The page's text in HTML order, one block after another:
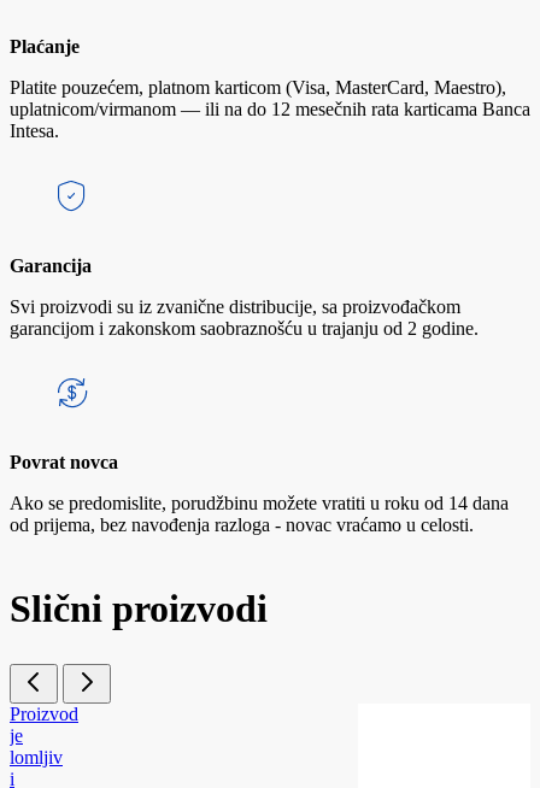
Plaćanje
Platite pouzećem, platnom karticom (Visa, MasterCard, Maestro),
uplatnicom/virmanom — ili na do 12 mesečnih rata karticama Banca
Intesa.
Garancija
Svi proizvodi su iz zvanične distribucije, sa proizvođačkom
garancijom i zakonskom saobraznošću u trajanju od 2 godine.
Povrat novca
Ako se predomislite, porudžbinu možete vratiti u roku od 14 dana
od prijema, bez navođenja razloga - novac vraćamo u celosti.
Slični proizvodi
Proizvod
je
lomljiv
i